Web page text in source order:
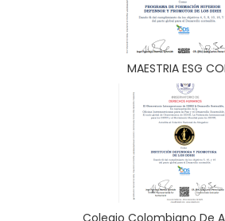
MAESTRIA ESG
Colegio Colombiano De